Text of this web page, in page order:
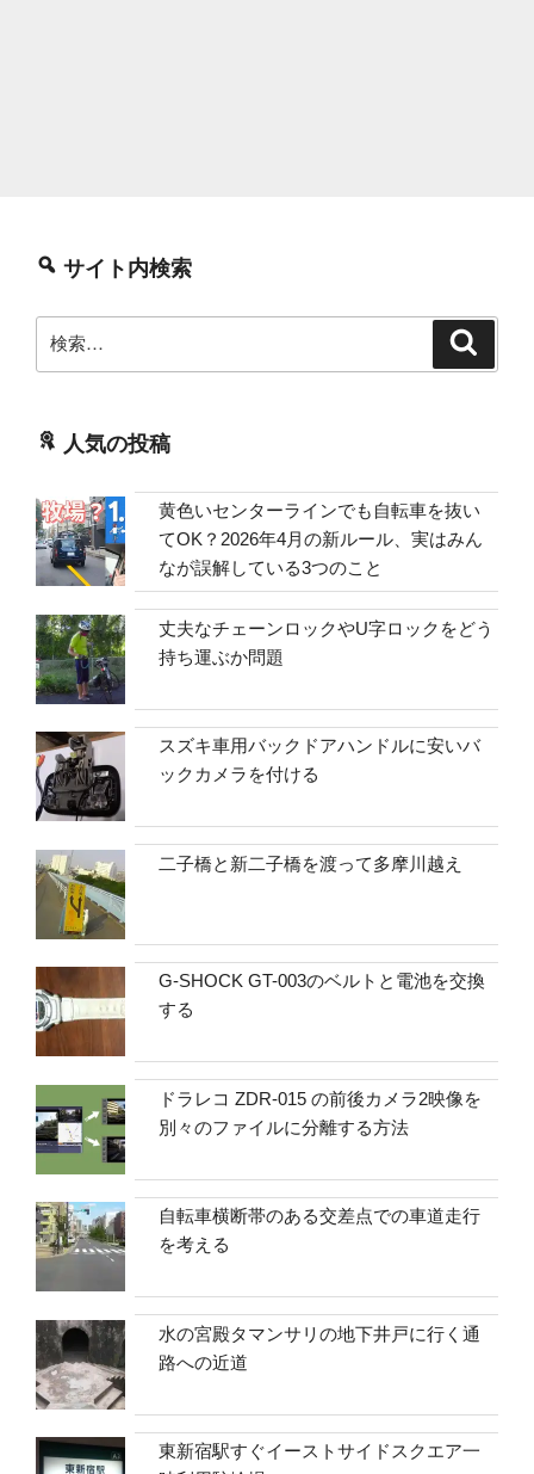
サイト内検索
索:
人気の投稿
黄色いセンターラインでも自転車を抜い
てOK？2026年4月の新ルール、実はみん
なが誤解している3つのこと
丈夫なチェーンロックやU字ロックをどう
持ち運ぶか問題
スズキ車用バックドアハンドルに安いバ
ックカメラを付ける
二子橋と新二子橋を渡って多摩川越え
G-SHOCK GT-003のベルトと電池を交換
する
ドラレコ ZDR-015 の前後カメラ2映像を
別々のファイルに分離する方法
自転車横断帯のある交差点での車道走行
を考える
水の宮殿タマンサリの地下井戸に行く通
路への近道
東新宿駅すぐイーストサイドスクエア一